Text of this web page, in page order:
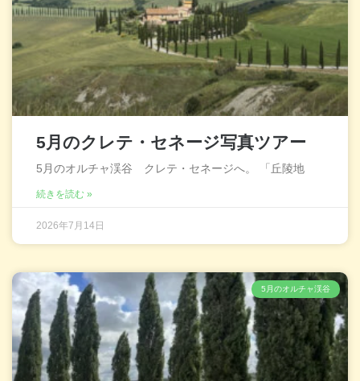
5月のクレテ・セネージ写真ツアー
5月のオルチャ渓谷 クレテ・セネージへ。 「丘陵地
続きを読む »
2026年7月14日
5月のオルチャ渓谷